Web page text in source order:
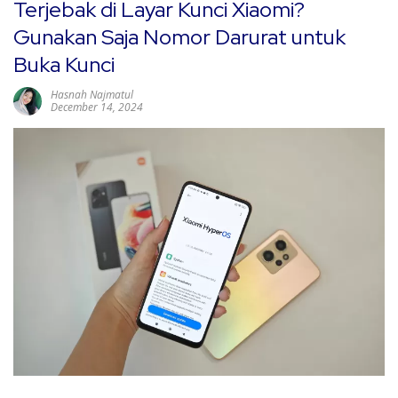
Terjebak di Layar Kunci Xiaomi?
Gunakan Saja Nomor Darurat untuk
Buka Kunci
Hasnah Najmatul
December 14, 2024